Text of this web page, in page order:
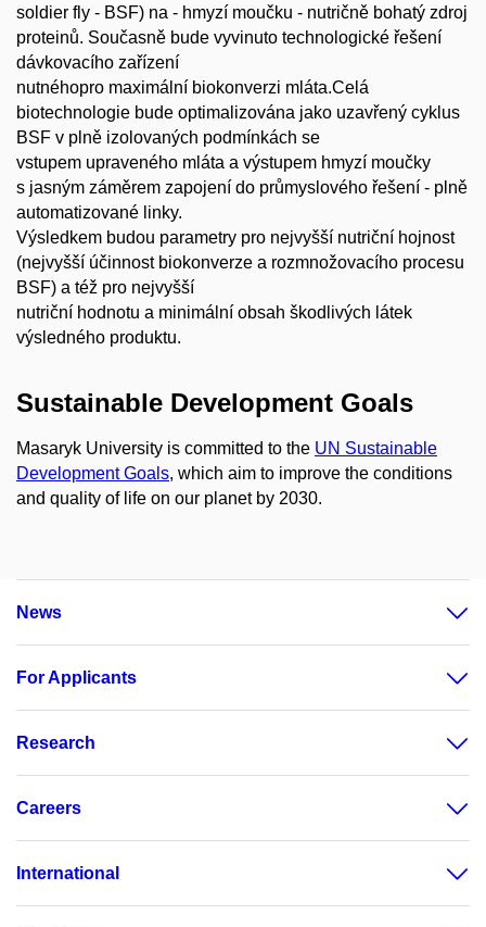
soldier fly - BSF) na - hmyzí moučku - nutričně bohatý zdroj
proteinů. Současně bude vyvinuto technologické řešení
dávkovacího zařízení
nutnéhopro maximální biokonverzi mláta.Celá
biotechnologie bude optimalizována jako uzavřený cyklus
BSF v plně izolovaných podmínkách se
vstupem upraveného mláta a výstupem hmyzí moučky
s jasným záměrem zapojení do průmyslového řešení - plně
automatizované linky.
Výsledkem budou parametry pro nejvyšší nutriční hojnost
(nejvyšší účinnost biokonverze a rozmnožovacího procesu
BSF) a též pro nejvyšší
nutriční hodnotu a minimální obsah škodlivých látek
výsledného produktu.
Sustainable Development Goals
Masaryk University is committed to the UN Sustainable
Development Goals, which aim to improve the conditions
and quality of life on our planet by 2030.
News
For Applicants
Research
Careers
International